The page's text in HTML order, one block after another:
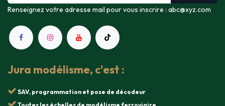
Renseignez votre adresse mail pour vous inscrire : abc@xyz.com
Jura modélisme, c'est :
SAV, programmation et pose de décodeur